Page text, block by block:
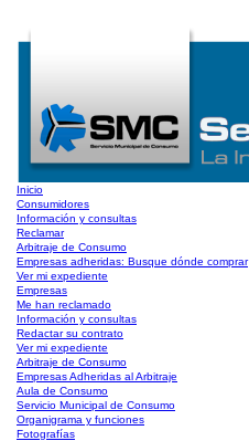
Inicio
Consumidores
Información y consultas
Reclamar
Arbitraje de Consumo
Empresas adheridas: Busque dónde comprar
Ver mi expediente
Empresas
Me han reclamado
Información y consultas
Redactar su contrato
Ver mi expediente
Arbitraje de Consumo
Empresas Adheridas al Arbitraje
Aula de Consumo
Servicio Municipal de Consumo
Organigrama y funciones
Fotografías